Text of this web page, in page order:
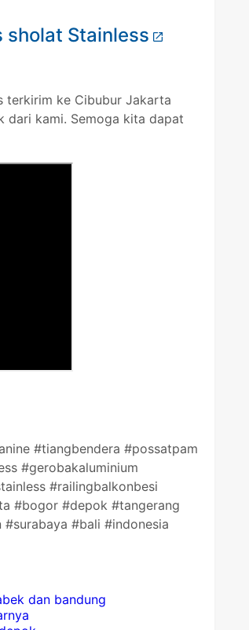
sholat Stainless
terkirim ke Cibubur Jakarta
dari kami. Semoga kita dapat
#tiangbendera #possatpam
#gerobakaluminium
#railingbalkonbesi
#bogor #depok #tangerang
#bali #indonesia
dan bandung